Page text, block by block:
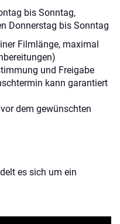
bis Sonntag,
Donnerstag bis Sonntag
Filmlänge, maximal
und Freigabe
kann garantiert
dem gewünschten
es sich um ein